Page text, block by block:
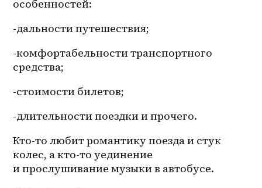
особенностей:
-дальности путешествия;
-комфортабельности транспортного
средства;
-стоимости билетов;
-длительности поездки и прочего.
Кто-то любит романтику поезда и стук
колес, а кто-то уединение
и прослушивание музыки в автобусе.